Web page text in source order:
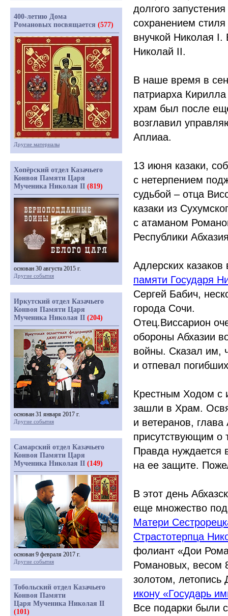
долгого
сохранением
внучкой Николая I.
Николай II.
В наше время в
патриарха
храм был после
возглавил
Аплиаа.
13 июня казаки,
с нетерпением
судьбой – отца
казаки из
с атаманом
Республики
Адлерских
памяти Государя
Сергей Бабич,
города Сочи.
Отец.Виссарион
обороны Абхазии
войны. Сказал им,
и отпевал
Крестным Ходом с
зашли в Храм.
и ветеранов,
присутствующим о
Правда нуждается
на ее защите.
В этот день
еще множество
Матери
Страстотерпца
фолиант «Дои
Романовых, весом
золотом, летопись
икону «Государь
Все подарки были
400-летию Дома
Романовых посвящается (577)
Другие материалы
Хопёрский отдел Казачьего
Конвоя Памяти Царя
Мученика Николая II (819)
основан 30 августа 2015 г.
Другие события
Иркутский отдел Казачьего
Конвоя Памяти Царя
Мученика Николая II (204)
основан 31 января 2017 г.
Другие события
Самарский отдел Казачьего
Конвоя Памяти Царя
Мученика Николая II (149)
основан 9 февраля 2017 г.
Другие события
Тобольский отдел Казачьего
Конвоя Памяти
Царя Мученика Николая II
(101)